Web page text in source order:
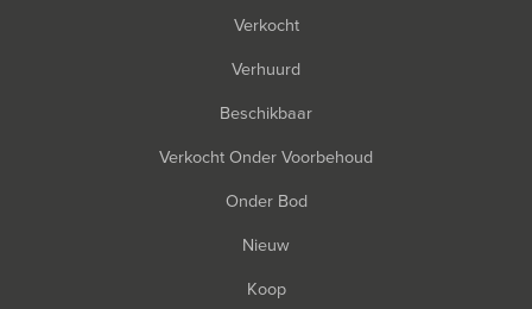
Verkocht
Verhuurd
Beschikbaar
Verkocht Onder Voorbehoud
Onder Bod
Nieuw
Koop